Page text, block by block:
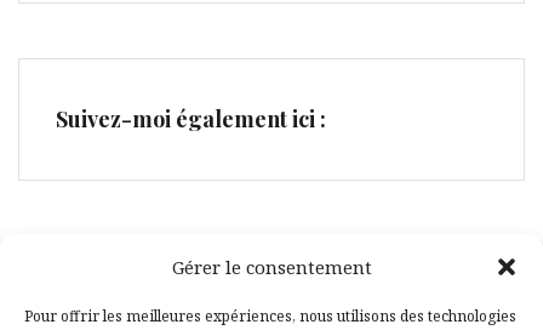
Gérer le consentement
Pour offrir les meilleures expériences, nous utilisons des technologies
Suivez-moi également ici :
Facebook
Pinterest